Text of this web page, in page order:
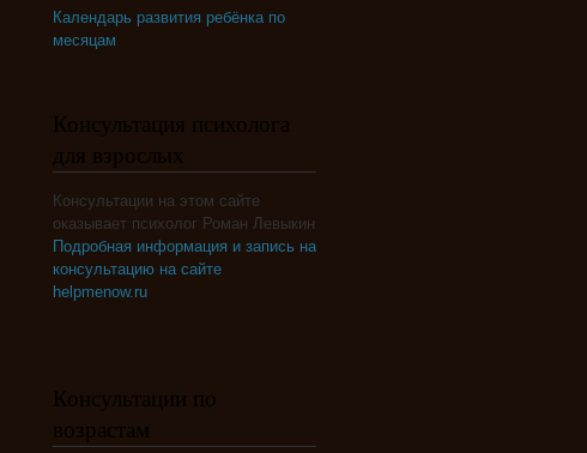
Календарь развития ребёнка по
месяцам
Консультация психолога
для взрослых
Консультации на этом сайте
оказывает психолог Роман Левыкин
Подробная информация и запись на
консультацию на сайте
helpmenow.ru
Консультации по
возрастам